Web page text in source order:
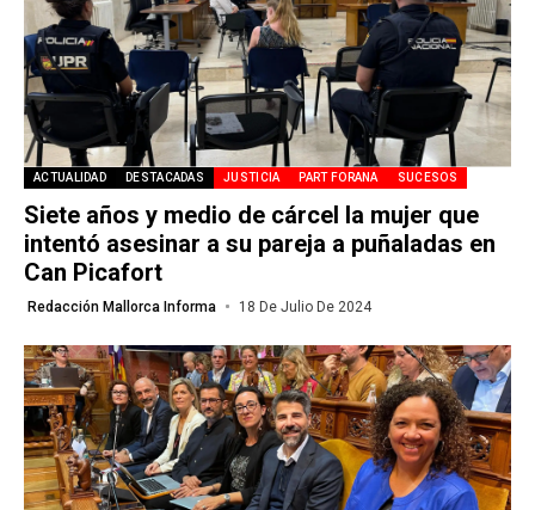
ACTUALIDAD DESTACADAS JUSTICIA PART FORANA SUCESOS
Siete años y medio de cárcel la mujer que
intentó asesinar a su pareja a puñaladas en
Can Picafort
Redacción Mallorca Informa 18 De Julio De 2024